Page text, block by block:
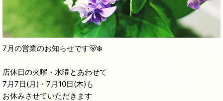
7月の営業のお知らせです🐻‍❄️
店休日の火曜・水曜とあわせて
7月7日(月)・7月10日(木)も
お休みさせていただきます